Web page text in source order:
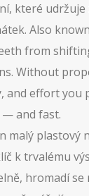
které
. Also
from
Without
and effort
— and fast.
malý plastový
k trvalému
hromadí